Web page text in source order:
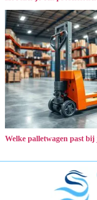
Welke palletwagen past